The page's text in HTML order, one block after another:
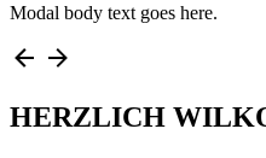
Modal body text goes here.
HERZLICH